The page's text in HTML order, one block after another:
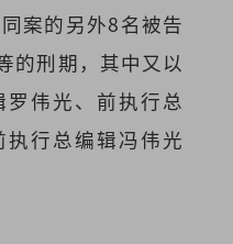
案的另外8名被告
的刑期，其中又以
罗伟光、前执行总
行总编辑冯伟光